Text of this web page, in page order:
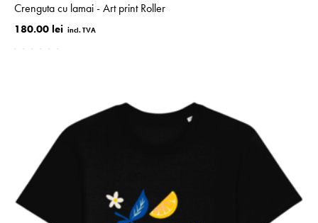
Crenguta cu lamai - Art print Roller
180.00 lei